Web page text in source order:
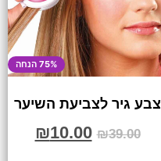
75% הנחה
צבע גיר לצביעת השיער
₪39.00
₪10.00